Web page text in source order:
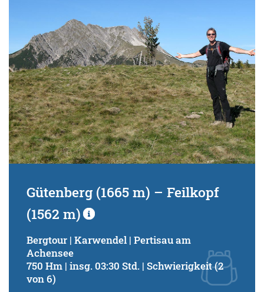
Gütenberg (1665 m) – Feilkopf
(1562 m)
Bergtour | Karwendel | Pertisau am
Achensee
750 Hm | insg. 03:30 Std. | Schwierigkeit (2
von 6)